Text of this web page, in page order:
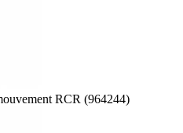
RCR (964244)